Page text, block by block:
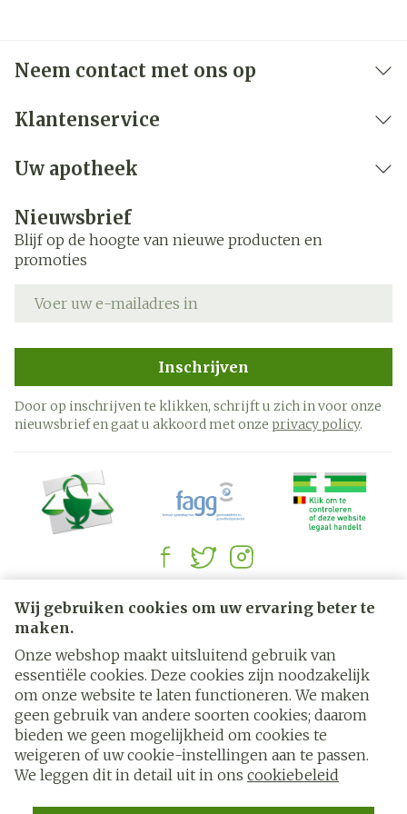
Wij gebruiken cookies om uw ervaring beter te
maken.
Onze webshop maakt uitsluitend gebruik van
essentiële cookies. Deze cookies zijn noodzakelijk
om onze website te laten functioneren. We maken
geen gebruik van andere soorten cookies; daarom
bieden we geen mogelijkheid om cookies te
weigeren of uw cookie-instellingen aan te passen.
We leggen dit in detail uit in ons cookiebeleid
migrainebehandelingen kan het overmatige
hoofdpijn veroorzaken of uw migrainehoofdpijn
dit voor u het geval is. Het is mogelijk dat u moet
Instant EG om het probleem te verhelpen.
Neem contact met ons op
Klantenservice
Uw apotheek
Nieuwsbrief
Blijf op de hoogte van nieuwe producten en
promoties
Inschrijven
Door op inschrijven te klikken, schrijft u zich in voor onze
nieuwsbrief en gaat u akkoord met onze privacy policy.
Juridische links